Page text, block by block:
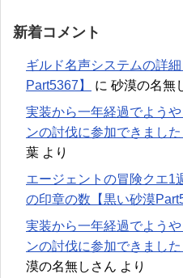
新着コメント
ギルド名声システムの詳
Part5367】
に 砂漠の名無
実装から一年経過でよう
ンの討伐に参加できまし
葉 より
エージェントの冒険クエ1
の印章の数【黒い砂漠
実装から一年経過でよう
ンの討伐に参加できまし
漠の名無しさん より